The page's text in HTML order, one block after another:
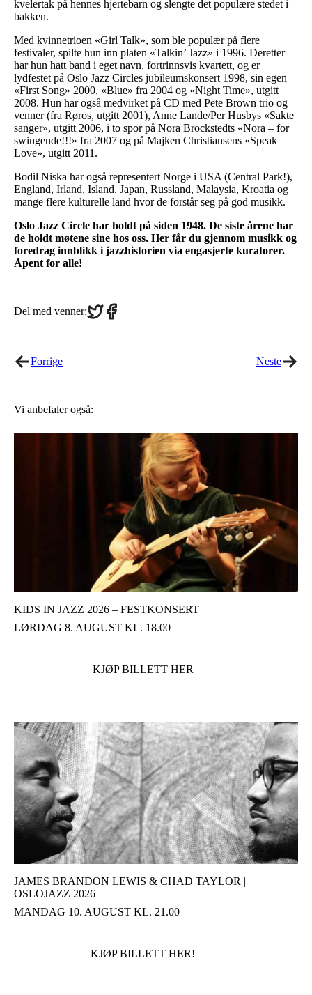
kvelertak på hennes hjertebarn og slengte det populære stedet i
bakken.
Med kvinnetrioen «Girl Talk», som ble populær på flere
festivaler, spilte hun inn platen «Talkin’ Jazz» i 1996. Deretter
har hun hatt band i eget navn, fortrinnsvis kvartett, og er
lydfestet på Oslo Jazz Circles jubileumskonsert 1998, sin egen
«First Song» 2000, «Blue» fra 2004 og «Night Time», utgitt
2008. Hun har også medvirket på CD med Pete Brown trio og
venner (fra Røros, utgitt 2001), Anne Lande/Per Husbys «Sakte
sanger», utgitt 2006, i to spor på Nora Brockstedts «Nora – for
swingende!!!» fra 2007 og på Majken Christiansens «Speak
Love», utgitt 2011.
Bodil Niska har også representert Norge i USA (Central Park!),
England, Irland, Island, Japan, Russland, Malaysia, Kroatia og
mange flere kulturelle land hvor de forstår seg på god musikk.
Oslo Jazz Circle har holdt på siden 1948. De siste årene har
de holdt møtene sine hos oss. Her får du gjennom musikk og
foredrag innblikk i jazzhistorien via engasjerte kuratorer.
Åpent for alle!
Del med venner:Share
on
Share
on
Forrige Neste
Vi anbefaler også:
KIDS IN JAZZ 2026 – FESTKONSERT
LØRDAG 8. AUGUST KL. 18.00
KJØP BILLETT HER
JAMES BRANDON LEWIS & CHAD TAYLOR |
OSLOJAZZ 2026
MANDAG 10. AUGUST KL. 21.00
KJØP BILLETT HER!